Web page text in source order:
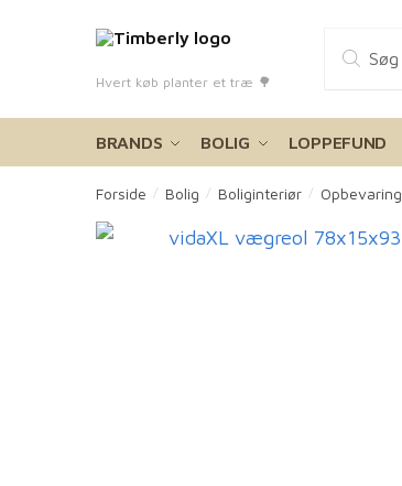
Hvert køb planter et træ 🌳
search
BRANDS BOLIG LOPPEFUND
Forside / Bolig / Boliginteriør / Opbevaring